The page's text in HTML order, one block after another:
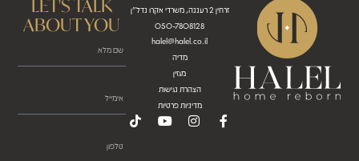
זרחין 2 רעננה, משרדי אקרו נדל"ן
050-7808128
halel@halel.co.il
מדיה
מגזין
הצהרת נגישות
מדיניות פרטיות
LET'S TALK
ABOUT YOU